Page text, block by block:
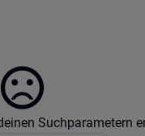
Suchparametern